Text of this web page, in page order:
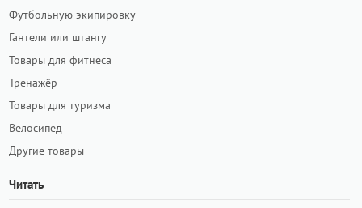
Футбольную экипировку
Гантели или штангу
Товары для фитнеса
Тренажёр
Товары для туризма
Велосипед
Другие товары
Читать